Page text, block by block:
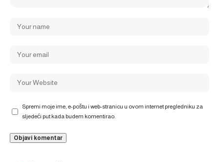
Spremi moje ime, e-poštu i web-stranicu u ovom internet pregledniku za
sljedeći put kada budem komentirao.